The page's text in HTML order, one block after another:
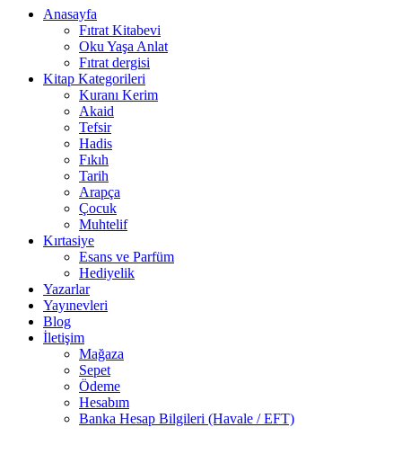
Anasayfa
Fıtrat Kitabevi
Oku Yaşa Anlat
Fıtrat dergisi
Kitap Kategorileri
Kuranı Kerim
Akaid
Tefsir
Hadis
Fıkıh
Tarih
Arapça
Çocuk
Muhtelif
Kırtasiye
Esans ve Parfüm
Hediyelik
Yazarlar
Yayınevleri
Blog
İletişim
Mağaza
Sepet
Ödeme
Hesabım
Banka Hesap Bilgileri (Havale / EFT)